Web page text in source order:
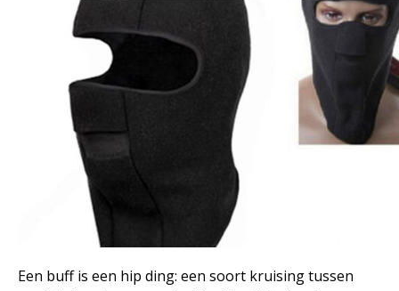
Een buff is een hip ding: een soort kruising tussen